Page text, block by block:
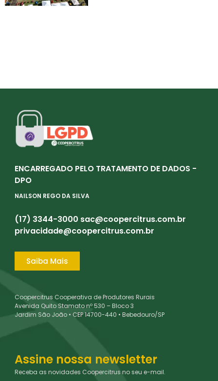
ENCARREGADO PELO TRATAMENTO DE DADOS -
DPO
NAILSON REGO DA SILVA
(17) 3344-3000 sac@coopercitrus.com.br
privacidade@coopercitrus.com.br
Saiba Mais
Coopercitrus Cooperativa de Produtores Rurais
Avenida Quito Stamato nº 530 – Bloco 3
Jardim São João • CEP 14700-440 • Bebedouro/SP
Assine nossa newsletter
Receba as novidades Coopercitrus no seu e-mail.